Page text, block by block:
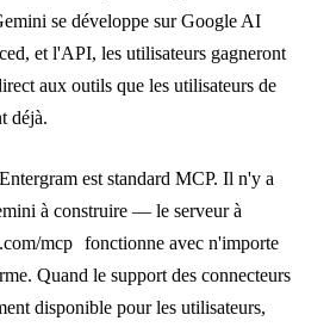
se développe sur Google AI
et l'API, les utilisateurs gagneront
aux outils que les utilisateurs de
déjà.
est standard MCP. Il n'y a
à construire — le serveur à
mcp fonctionne avec n'importe
Quand le support des connecteurs
disponible pour les utilisateurs,